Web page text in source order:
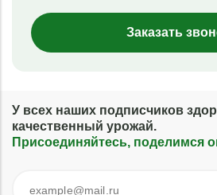
Заказать
У всех наших подписчиков
качественный урожай.
Присоединяйтесь, поделимся